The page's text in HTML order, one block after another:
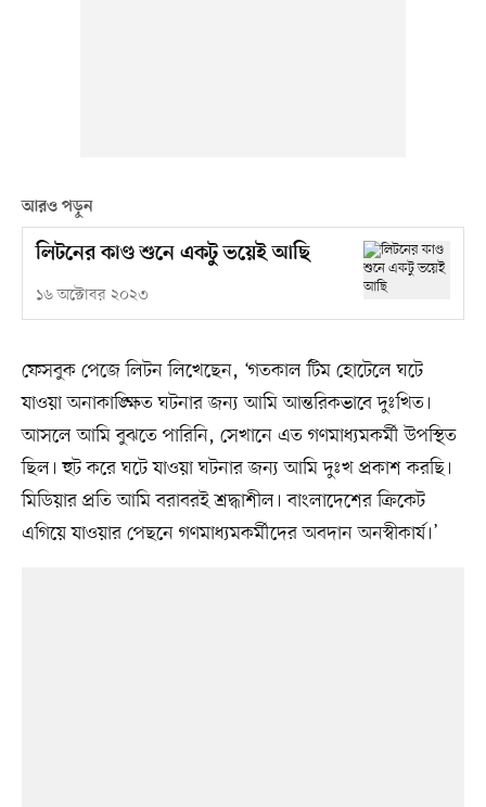
আরও পড়ুন
লিটনের কাণ্ড শুনে একটু ভয়েই আছি
১৬ অক্টোবর ২০২৩
ফেসবুক পেজে লিটন লিখেছেন, ‘গতকাল টিম হোটেলে ঘটে
যাওয়া অনাকাঙ্ক্ষিত ঘটনার জন্য আমি আন্তরিকভাবে দুঃখিত।
আসলে আমি বুঝতে পারিনি, সেখানে এত গণমাধ্যমকর্মী উপস্থিত
ছিল। হুট করে ঘটে যাওয়া ঘটনার জন্য আমি দুঃখ প্রকাশ করছি।
মিডিয়ার প্রতি আমি বরাবরই শ্রদ্ধাশীল। বাংলাদেশের ক্রিকেট
এগিয়ে যাওয়ার পেছনে গণমাধ্যমকর্মীদের অবদান অনস্বীকার্য।’